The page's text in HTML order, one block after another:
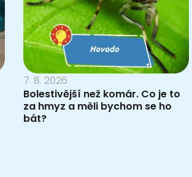
7. 8. 2026
Bolestivější než komár. Co je to
za hmyz a měli bychom se ho
bát?